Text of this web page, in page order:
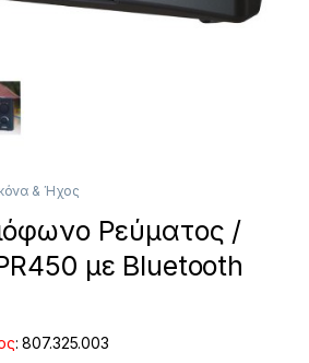
& Ήχος
Ρεύματος /
με Bluetooth
:807.325.003